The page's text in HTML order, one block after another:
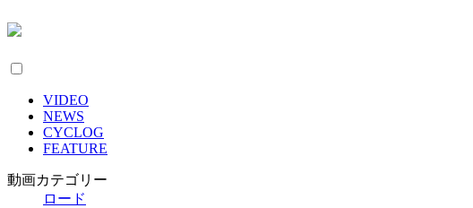
VIDEO
NEWS
CYCLOG
FEATURE
動画カテゴリー
ロード